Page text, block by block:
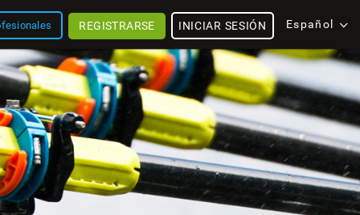
Español
INICIAR SESIÓN
REGISTRARSE